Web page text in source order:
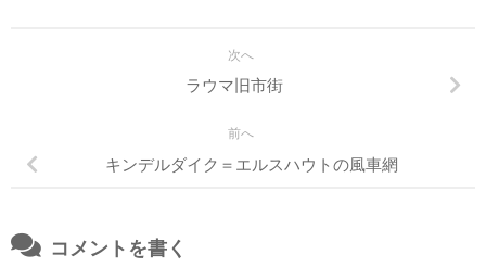
次へ
ラウマ旧市街
前へ
キンデルダイク＝エルスハウトの風車網
コメントを書く